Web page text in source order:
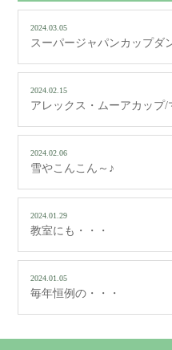
2024.03.05
スーパージャパンカップダ
2024.02.15
アレックス・ムーアカップ/
2024.02.06
雪やこんこん～♪
2024.01.29
教室にも・・・
2024.01.05
毎年恒例の・・・